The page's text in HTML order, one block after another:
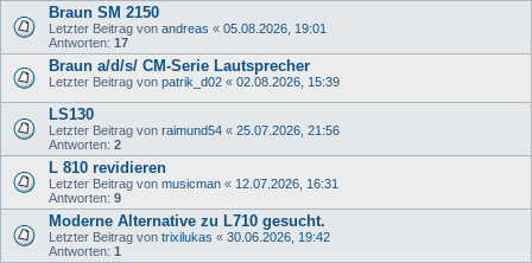
Braun SM 2150
Letzter Beitrag von andreas « 05.08.2026, 19:01
Antworten: 17
Braun a/d/s/ CM-Serie Lautsprecher
Letzter Beitrag von patrik_d02 « 02.08.2026, 15:39
LS130
Letzter Beitrag von raimund54 « 25.07.2026, 21:56
Antworten: 2
L 810 revidieren
Letzter Beitrag von musicman « 12.07.2026, 16:31
Antworten: 9
Moderne Alternative zu L710 gesucht.
Letzter Beitrag von trixilukas « 30.06.2026, 19:42
Antworten: 1